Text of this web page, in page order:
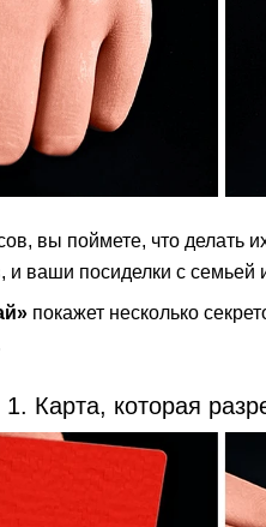
вы поймете, что делать
и ваши посиделки с семьей
покажет несколько
1. Карта, которая